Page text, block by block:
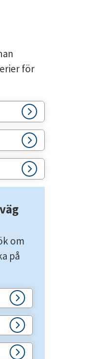
för
om
på